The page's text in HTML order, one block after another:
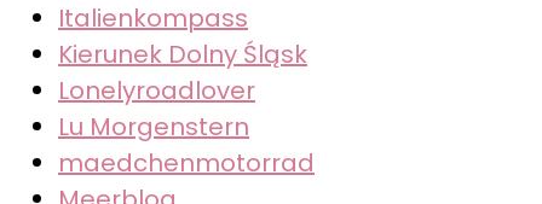
Italienkompass
Kierunek Dolny Śląsk
Lonelyroadlover
Lu Morgenstern
maedchenmotorrad